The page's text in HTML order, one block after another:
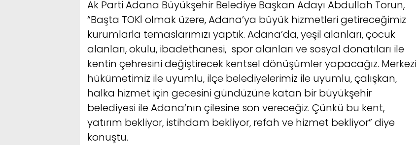
Ak Parti Adana Büyükşehir Belediye Başkan Adayı Abdullah Torun,
“Başta TOKİ olmak üzere, Adana’ya büyük hizmetleri getireceğimiz
kurumlarla temaslarımızı yaptık. Adana’da, yeşil alanları, çocuk
alanları, okulu, ibadethanesi, spor alanları ve sosyal donatıları ile
kentin çehresini değiştirecek kentsel dönüşümler yapacağız. Merkezi
hükümetimiz ile uyumlu, ilçe belediyelerimiz ile uyumlu, çalışkan,
halka hizmet için gecesini gündüzüne katan bir büyükşehir
belediyesi ile Adana’nın çilesine son vereceğiz. Çünkü bu kent,
yatırım bekliyor, istihdam bekliyor, refah ve hizmet bekliyor” diye
konuştu.